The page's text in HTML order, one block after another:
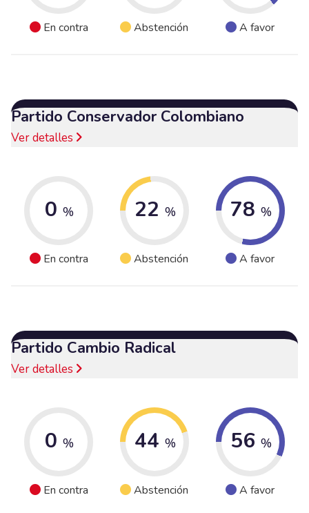
En contra Abstención A favor
Partido Conservador Colombiano
Ver detalles
0 %
En contra
22 %
Abstención
78 %
A favor
Partido Cambio Radical
Ver detalles
0 %
En contra
44 %
Abstención
56 %
A favor